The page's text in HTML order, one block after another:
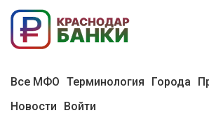
Все МФО Терминология Города
Новости
Войти